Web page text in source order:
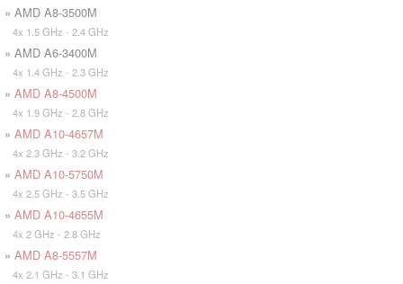
» AMD A8-3500M
4x 1.5 GHz - 2.4 GHz
» AMD A6-3400M
4x 1.4 GHz - 2.3 GHz
» AMD A8-4500M
4x 1.9 GHz - 2.8 GHz
» AMD A10-4657M
4x 2.3 GHz - 3.2 GHz
» AMD A10-5750M
4x 2.5 GHz - 3.5 GHz
» AMD A10-4655M
4x 2 GHz - 2.8 GHz
» AMD A8-5557M
4x 2.1 GHz - 3.1 GHz